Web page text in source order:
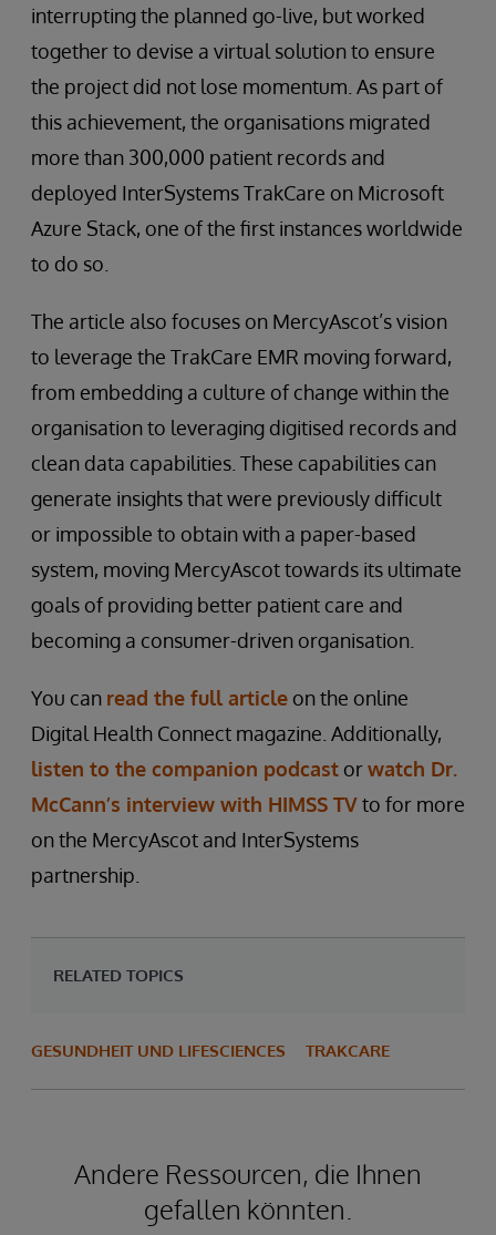
interrupting the planned go-live, but worked
together to devise a virtual solution to ensure
the project did not lose momentum. As part of
this achievement, the organisations migrated
more than 300,000 patient records and
deployed InterSystems TrakCare on Microsoft
Azure Stack, one of the first instances worldwide
to do so.
The article also focuses on MercyAscot’s vision
to leverage the TrakCare EMR moving forward,
from embedding a culture of change within the
organisation to leveraging digitised records and
clean data capabilities. These capabilities can
generate insights that were previously difficult
or impossible to obtain with a paper-based
system, moving MercyAscot towards its ultimate
goals of providing better patient care and
becoming a consumer-driven organisation.
You can read the full article on the online
Digital Health Connect magazine. Additionally,
listen to the companion podcast orwatch Dr.
McCann’s interview with HIMSS TVto for more
on the MercyAscot and InterSystems
partnership.
RELATED TOPICS
GESUNDHEIT UND LIFESCIENCES TRAKCARE
Andere Ressourcen, die Ihnen
gefallen könnten.